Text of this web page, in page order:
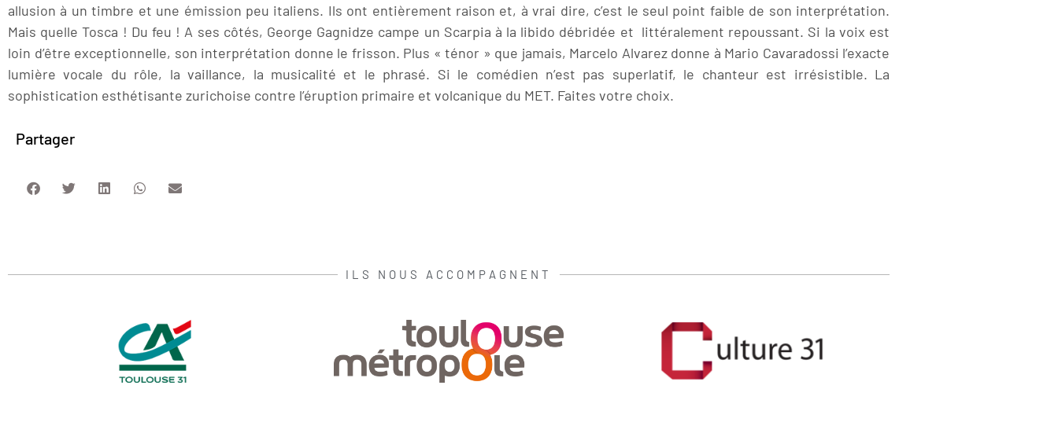
allusion à un timbre et une émission peu italiens. Ils ont entièrement raison et, à vrai dire, c’est le seul point faible de son interprétation.
Mais quelle Tosca ! Du feu ! A ses côtés, George Gagnidze campe un Scarpia à la libido débridée et littéralement repoussant. Si la voix est
loin d’être exceptionnelle, son interprétation donne le frisson. Plus « ténor » que jamais, Marcelo Alvarez donne à Mario Cavaradossi l’exacte
lumière vocale du rôle, la vaillance, la musicalité et le phrasé. Si le comédien n’est pas superlatif, le chanteur est irrésistible. La
sophistication esthétisante zurichoise contre l’éruption primaire et volcanique du MET. Faites votre choix.
Partager
ILS NOUS ACCOMPAGNENT